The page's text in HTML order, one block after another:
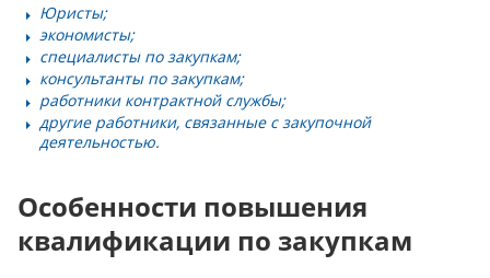
Юристы;
экономисты;
специалисты по закупкам;
консультанты по закупкам;
работники контрактной службы;
другие работники, связанные с закупочной
деятельностью.
Особенности повышения
квалификации по закупкам